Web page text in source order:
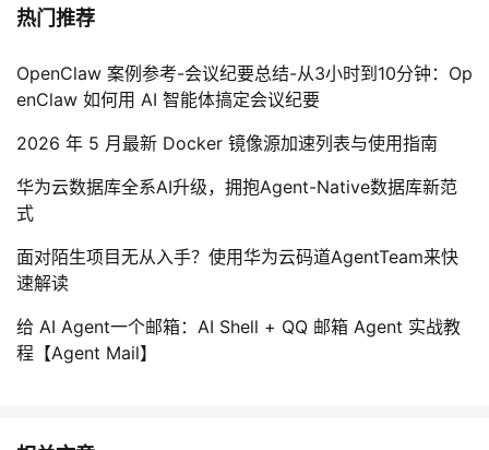
热门推荐
OpenClaw 案例参考-会议纪要总结-从3小时到10分钟：Op
enClaw 如何用 AI 智能体搞定会议纪要
2026 年 5 月最新 Docker 镜像源加速列表与使用指南
华为云数据库全系AI升级，拥抱Agent-Native数据库新范
式
面对陌生项目无从入手？使用华为云码道AgentTeam来快
速解读
给 AI Agent一个邮箱：AI Shell + QQ 邮箱 Agent 实战教
程【Agent Mail】